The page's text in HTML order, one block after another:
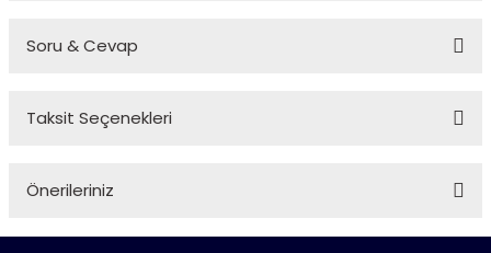
Soru & Cevap
Ürün hakkında henüz soru sorulmamış.
Taksit Seçenekleri
Önerileriniz
Bu ürünün fiyat bilgisi, resim, ürün açıklamalarında ve diğer